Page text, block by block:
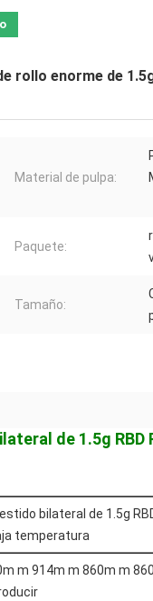
rollo enorme de 1.5g
Material de pulpa:
Paquete:
Tamaño:
de 1.5g RBD
bilateral de 1.5g
temperatura
m 914m m 860m m